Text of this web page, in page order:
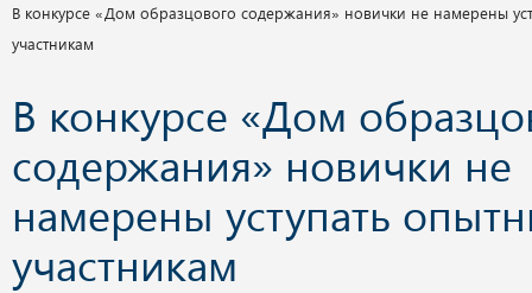
В конкурсе «Дом образцового содержания» новички не намерены
участникам
В конкурсе «Дом
содержания» новички не
намерены уступать
участникам